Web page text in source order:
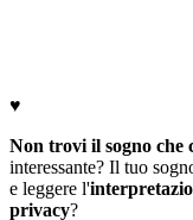
♥
Non trovi il sogno che
interessante? Il tuo
e leggere l'
privacy?